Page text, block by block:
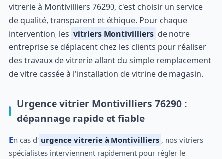
vitrerie à Montivilliers 76290, c'est choisir un service
de qualité, transparent et éthique. Pour chaque
intervention, les vitriers Montivilliers de notre
entreprise se déplacent chez les clients pour réaliser
des travaux de vitrerie allant du simple remplacement
de vitre cassée à l'installation de vitrine de magasin.
Urgence vitrier Montivilliers 76290 :
dépannage rapide et fiable
En cas d' urgence vitrerie à Montivilliers , nos vitriers
spécialistes interviennent rapidement pour régler le